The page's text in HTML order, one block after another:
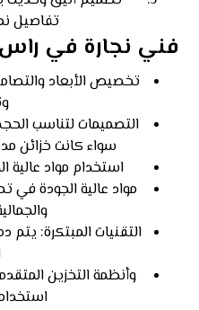
تفاصيل
فني نجارة في راس
تخصيص الأبعاد
التصميمات لتناسب
سواء كانت خزائن
استخدام مواد
مواد عالية الجودة في
التقنيات المبتكرة: يتم
وأنظمة التخزين